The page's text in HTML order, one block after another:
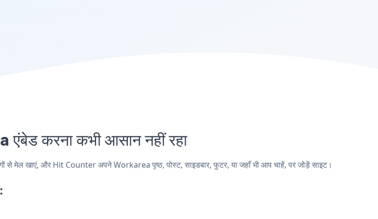
करना कभी आसान नहीं रहा
मेल खाएं, और Hit Counter अपने Workarea पृष्ठ, पोस्ट, साइडबार, फुटर, या जहाँ भी आप चाहें, पर जोड़ें साइट।